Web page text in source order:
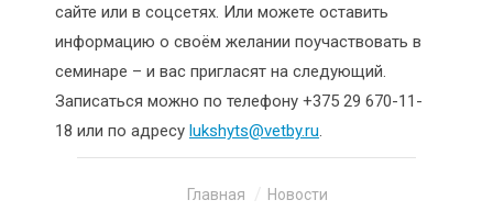
сайте или в соцсетях. Или можете оставить
информацию о своём желании поучаствовать в
семинаре – и вас пригласят на следующий.
Записаться можно по телефону +375 29 670-11-
18 или по адресу lukshyts@vetby.ru.
Главная Новости